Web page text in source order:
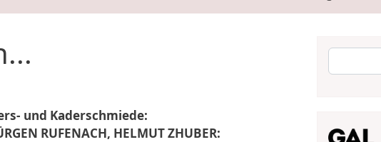
und Kaderschmiede:
RUFENACH, HELMUT ZHUBER:
Suche